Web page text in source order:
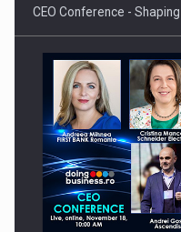
CEO Conference -